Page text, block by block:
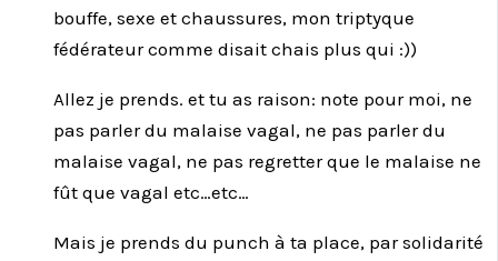
bouffe, sexe et chaussures, mon triptyque
fédérateur comme disait chais plus qui :))
Allez je prends. et tu as raison: note pour moi, ne
pas parler du malaise vagal, ne pas parler du
malaise vagal, ne pas regretter que le malaise ne
fût que vagal etc…etc…
Mais je prends du punch à ta place, par solidarité